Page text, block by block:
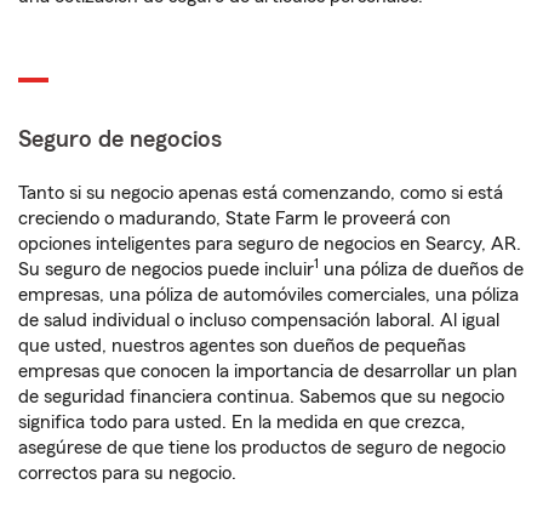
Seguro de negocios
Tanto si su negocio apenas está comenzando, como si está
creciendo o madurando, State Farm le proveerá con
opciones inteligentes para seguro de negocios en Searcy, AR.
Su seguro de negocios puede incluir1 una póliza de dueños de
empresas, una póliza de automóviles comerciales, una póliza
de salud individual o incluso compensación laboral. Al igual
que usted, nuestros agentes son dueños de pequeñas
empresas que conocen la importancia de desarrollar un plan
de seguridad financiera continua. Sabemos que su negocio
significa todo para usted. En la medida en que crezca,
asegúrese de que tiene los productos de seguro de negocio
correctos para su negocio.